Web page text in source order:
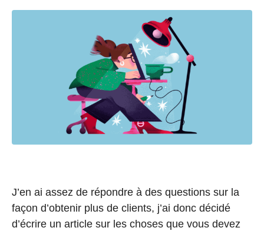
J’en ai assez de répondre à des questions sur la
façon d’obtenir plus de clients, j’ai donc décidé
d’écrire un article sur les choses que vous devez